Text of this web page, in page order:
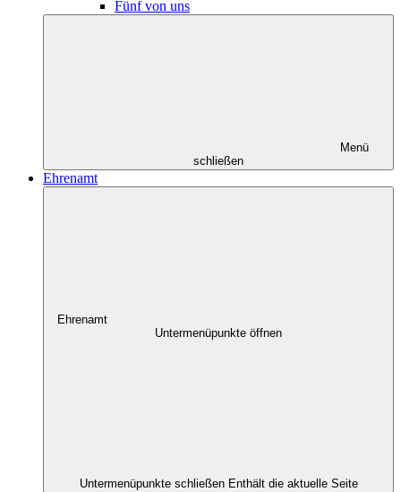
Fünf von uns
Menü
schließen
Ehrenamt
Ehrenamt
Untermenüpunkte öffnen
Untermenüpunkte schließen Enthält die aktuelle Seite